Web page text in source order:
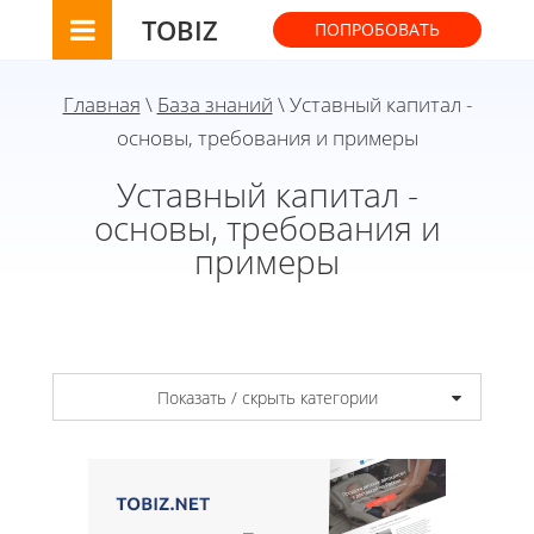
TOBIZ ПОПРОБОВАТЬ
Главная \ База знаний \ Уставный капитал -
основы, требования и примеры
Уставный капитал -
основы, требования и
примеры
Показать / скрыть категории